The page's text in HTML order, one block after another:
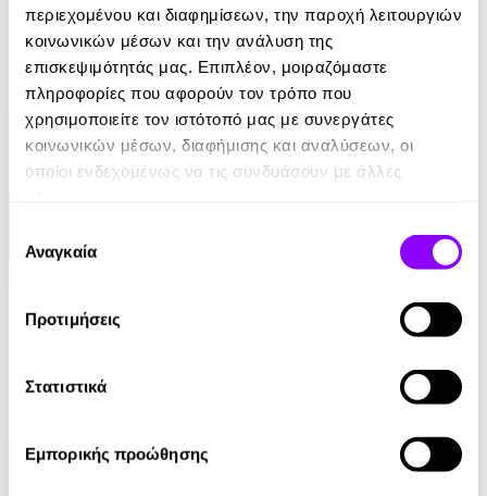
περιεχομένου και διαφημίσεων, την παροχή λειτουργιών
κοινωνικών μέσων και την ανάλυση της
επισκεψιμότητάς μας. Επιπλέον, μοιραζόμαστε
πληροφορίες που αφορούν τον τρόπο που
χρησιμοποιείτε τον ιστότοπό μας με συνεργάτες
κοινωνικών μέσων, διαφήμισης και αναλύσεων, οι
οποίοι ενδεχομένως να τις συνδυάσουν με άλλες
των υπηρεσιών τους.
συγκατάθεσης
Αναγκαία
Προτιμήσεις
Στατιστικά
Εμπορικής προώθησης
Η απαγωγή της Τασούλας
Τάσος Κοντογιαννίδης
9.99€
Μαίρη Κόντζογλου